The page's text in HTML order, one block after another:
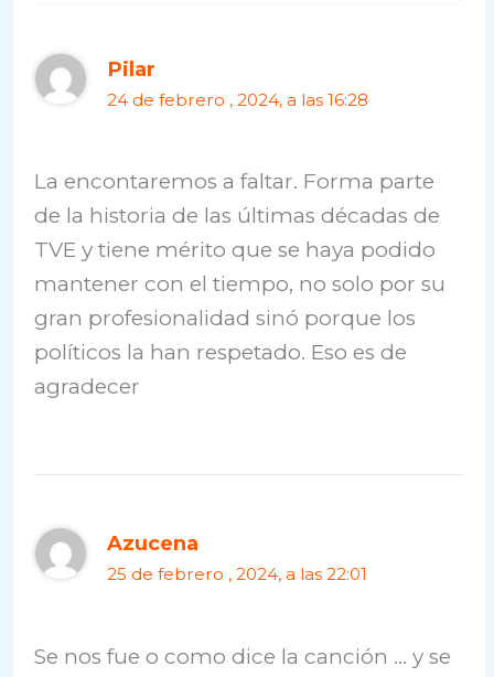
Pilar
24 de febrero , 2024, a las 16:28
La encontaremos a faltar. Forma parte
de la historia de las últimas décadas de
TVE y tiene mérito que se haya podido
mantener con el tiempo, no solo por su
gran profesionalidad sinó porque los
políticos la han respetado. Eso es de
agradecer
Azucena
25 de febrero , 2024, a las 22:01
Se nos fue o como dice la canción … y se